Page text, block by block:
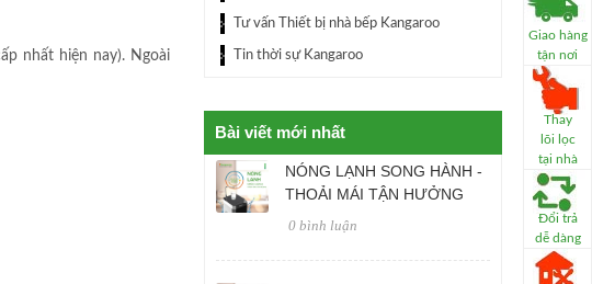
Giao hàng
tận nơi
Thay
lõi lọc
tại nhà
Đổi trả
dễ dàng
nhất hiện nay). Ngoài
Tư vấn Thiết bị nhà bếp Kangaroo
Tin thời sự Kangaroo
Bài viết mới nhất
NÓNG LẠNH SONG HÀNH -
THOẢI MÁI TẬN HƯỞNG
0 bình luận